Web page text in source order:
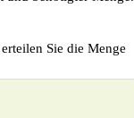
Sie die Menge